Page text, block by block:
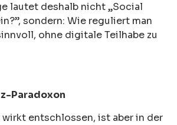
lautet deshalb nicht „Social
sondern: Wie reguliert man
ohne digitale Teilhabe zu
Paradoxon
entschlossen, ist aber in der